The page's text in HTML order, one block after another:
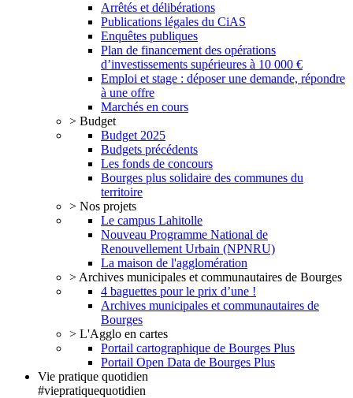
Arrêtés et délibérations
Publications légales du CiAS
Enquêtes publiques
Plan de financement des opérations
d’investissements supérieures à 10 000 €
Emploi et stage : déposer une demande, répondre
à une offre
Marchés en cours
> Budget
Budget 2025
Budgets précédents
Les fonds de concours
Bourges plus solidaire des communes du
territoire
> Nos projets
Le campus Lahitolle
Nouveau Programme National de
Renouvellement Urbain (NPNRU)
La maison de l'agglomération
> Archives municipales et communautaires de Bourges
4 baguettes pour le prix d’une !
Archives municipales et communautaires de
Bourges
> L'Agglo en cartes
Portail cartographique de Bourges Plus
Portail Open Data de Bourges Plus
Vie pratique quotidien
#viepratiquequotidien